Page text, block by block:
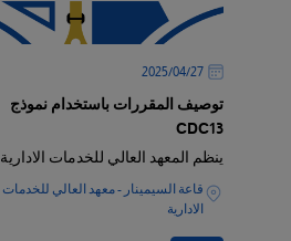
27‏/04‏/2025
توصيف المقررات باستخدام نموذج
CDC13
ينظم المعهد العالي للخدمات الادارية
قاعة السيمينار - معهد العالي للخدمات
الادارية